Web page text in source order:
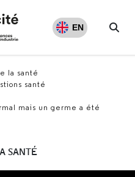
EN
la santé
santé
mais un germe a été
SANTÉ